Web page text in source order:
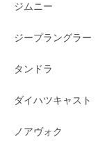
ジムニー
ジープラングラー
タンドラ
ダイハツキャスト
ノアヴォク